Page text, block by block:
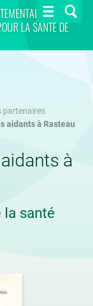
LA SANTÉ DE
partenaires
aidants à Rasteau
à
santé